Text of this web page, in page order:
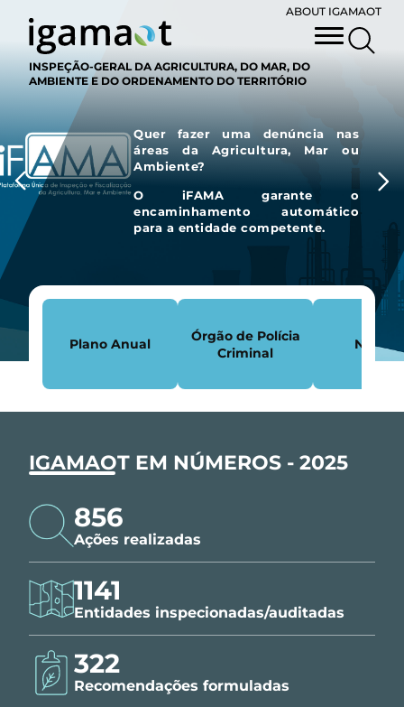
ABOUT IGAMAOT
INSPEÇÃO-GERAL DA AGRICULTURA, DO MAR, DO
AMBIENTE E DO ORDENAMENTO DO TERRITÓRIO
Quer fazer uma denúncia nas
áreas da Agricultura, Mar ou
Ambiente?
O iFAMA garante o
encaminhamento automático
para a entidade competente.
Plano Anual
Órgão de Polícia
Criminal
IGAMAOT EM NÚMEROS - 2025
856
Ações realizadas
1141
Entidades inspecionadas/auditadas
322
Recomendações formuladas